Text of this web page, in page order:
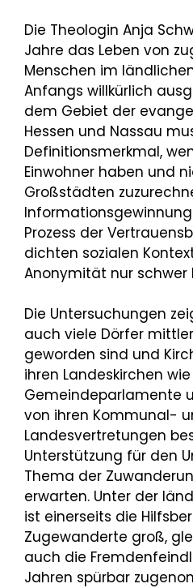
Die Theologin Anja
Jahre das Leben von
Menschen im
Anfangs willkürlich
dem Gebiet der
Hessen und Nassau
Definitionsmerkmal,
Einwohner haben und
Großstädten
Prozess der
dichten sozialen
Anonymität nur schwer
Die Untersuchungen
auch viele Dörfer
geworden sind und
ihren Landeskirchen
Gemeindeparlamente
von ihren Kommunal-
Landesvertretungen
Unterstützung für den
Thema der
erwarten. Unter der
ist einerseits die
Zugewanderte groß,
auch die
Jahren spürbar